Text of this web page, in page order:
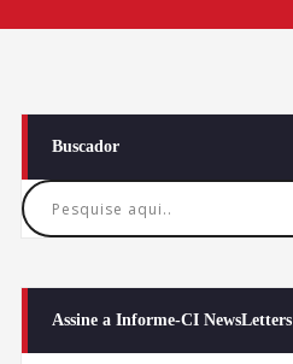
Buscador
Assine a Informe-CI NewsLetters